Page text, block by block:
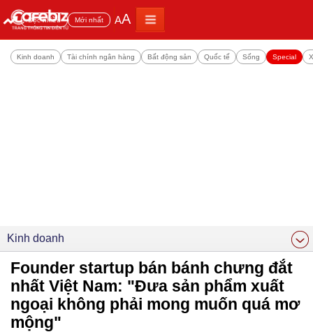
Đọc nhiều Mới nhất AA
Kinh doanh Tài chính ngân hàng Bất động sản Quốc tế Sống Special
Kinh doanh
Founder startup bán bánh chưng đắt
nhất Việt Nam: "Đưa sản phẩm xuất
ngoại không phải mong muốn quá mơ
mộng"